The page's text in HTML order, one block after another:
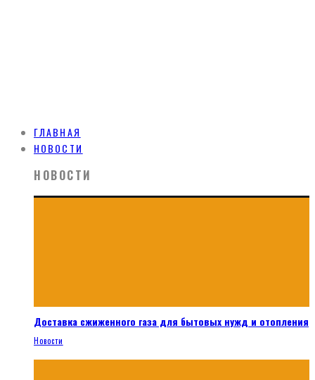
ГЛАВНАЯ
НОВОСТИ
НОВОСТИ
Доставка сжиженного газа для бытовых нужд и отопления
Новости